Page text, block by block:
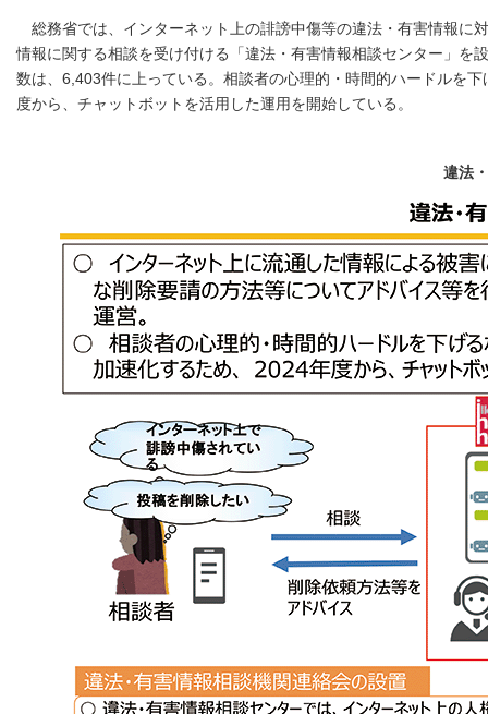
総務省では、インターネット上の誹謗中傷等の違法・有害情報に
情報に関する相談を受け付ける「違法・有害情報相談センター」を
数は、6,403件に上っている。相談者の心理的・時間的ハードルを
度から、チャットボットを活用した運用を開始している。
違法